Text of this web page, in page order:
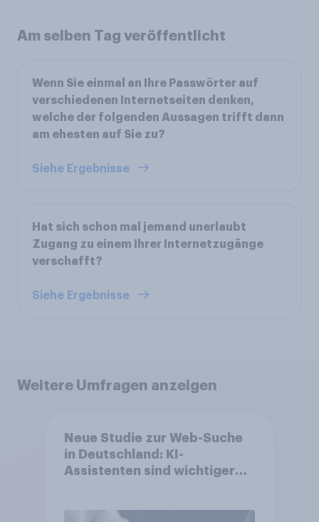
Am selben Tag veröffentlicht
Wenn Sie einmal an Ihre Passwörter auf
verschiedenen Internetseiten denken,
welche der folgenden Aussagen trifft dann
am ehesten auf Sie zu?
Siehe Ergebnisse
Hat sich schon mal jemand unerlaubt
Zugang zu einem Ihrer Internetzugänge
verschafft?
Siehe Ergebnisse
Weitere Umfragen anzeigen
Neue Studie zur Web-Suche
in Deutschland: KI-
Assistenten sind wichtiger